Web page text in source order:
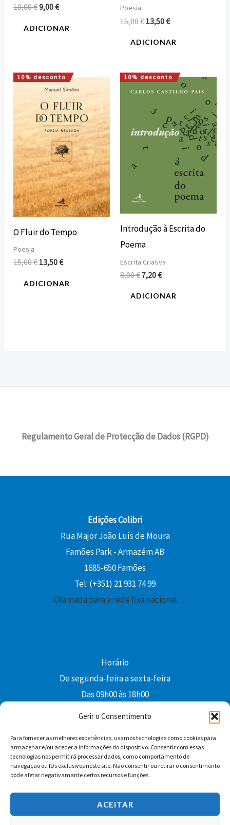
Gerir o Consentimento
Para fornecer as melhores experiências, usamos tecnologias como cookies para
armazenar e/ou aceder a informações do dispositivo. Consentir com essas
tecnologias nos permitirá processar dados, como comportamento de
navegação ou IDs exclusivos neste site. Não consentir ou retirar o consentimento
pode afetar negativamante certos recursos e funções.
ACEITAR
10,00€9,00€
ADICIONAR
Poesia
15,00€ 13,50€
ADICIONAR
10% desconto
O Fluir do Tempo
Poesia
15,00€
O
preço
original
era:
15,00 €.
13,50€
O
preço
atual
é:
13,50 €.
ADICIONAR
10% desconto
Introdução à Escrita do
Poema
Escrita Criativa
8,00€
O
preço
era:
7,20€
O
preço
7,20 €.
ADICIONAR
Regulamento Geral de Protecção de Dados (RGPD)
Edições Colibri
Rua Major João Luís de Moura
Famões Park - Armazém AB
1685-650 Famões
Tel: (+351) 21 931 74 99
Chamada para a rede fixa nacional
Horário
De segunda-feira a sexta-feira
Das 09h00 às 18h00
Facebook YouTube Instagram
Whatsapp
Condições Gerais de Venda